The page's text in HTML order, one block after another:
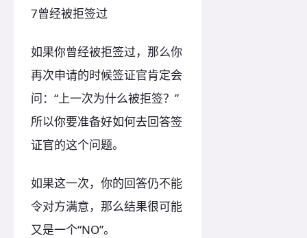
7曾经被拒签过
如果你曾经被拒签过，那么你
再次申请的时候签证官肯定会
问：“上一次为什么被拒签？”
所以你要准备好如何去回答签
证官的这个问题。
如果这一次，你的回答仍不能
令对方满意，那么结果很可能
又是一个“NO”。